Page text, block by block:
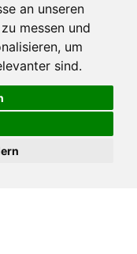
an unseren
messen und
, um
sind.